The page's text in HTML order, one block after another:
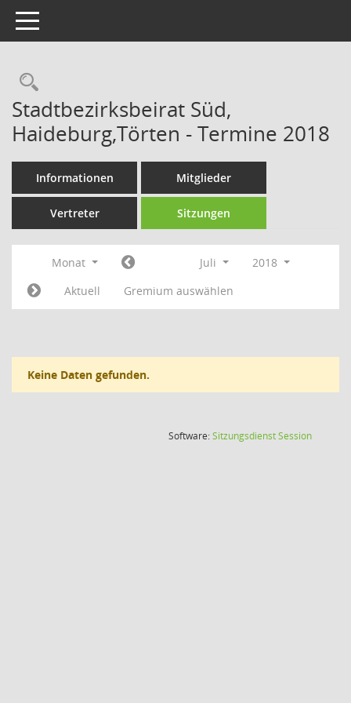
Toggle navigation
Rechercheauswahl
Stadtbezirksbeirat Süd,
Haideburg,Törten - Termine 2018
Informationen Mitglieder
Vertreter Sitzungen
Monat Juli
2018
Aktuell
Gremium auswählen
Keine Daten gefunden.
Software:SitzungsdienstSession(Wird in